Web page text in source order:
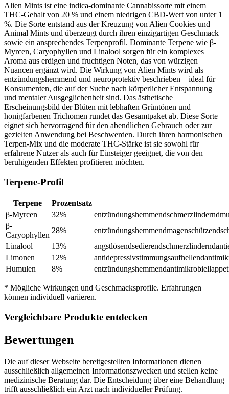
Alien Mints ist eine indica-dominante Cannabissorte mit einem
THC-Gehalt von 20 % und einem niedrigen CBD-Wert von unter 1
%. Die Sorte entstand aus der Kreuzung von Alien Cookies und
Animal Mints und überzeugt durch ihren einzigartigen Geschmack
sowie ein ansprechendes Terpenprofil. Dominante Terpene wie β-
Myrcen, Caryophyllen und Linalool sorgen für ein komplexes
Aroma aus erdigen und fruchtigen Noten, das von würzigen
Nuancen ergänzt wird. Die Wirkung von Alien Mints wird als
entzündungshemmend und neuroprotektiv beschrieben – ideal für
Konsumenten, die auf der Suche nach körperlicher Entspannung
und mentaler Ausgeglichenheit sind. Das ästhetische
Erscheinungsbild der Blüten mit lebhaften Grüntönen und
honigfarbenen Trichomen rundet das Gesamtpaket ab. Diese Sorte
eignet sich hervorragend für den abendlichen Gebrauch oder zur
gezielten Anwendung bei Beschwerden. Durch ihren harmonischen
Terpen-Mix und die moderate THC-Stärke ist sie sowohl für
erfahrene Nutzer als auch für Einsteiger geeignet, die von den
beruhigenden Effekten profitieren möchten.
Terpene-Profil
Terpene
Prozentsatz
β-Myrcen
32% entzündungshemmendschmerzlindernd
β-
Caryophyllen
28% entzündungshemmendmagenschützend
Linalool
13% angstlösendsedierendschmerzlindernd
Limonen
12% antidepressivstimmungsaufhellend
Humulen
8% entzündungshemmendantimikrobiell
* Mögliche Wirkungen und Geschmacksprofile. Erfahrungen
können individuell variieren.
Vergleichbare Produkte entdecken
Bewertungen
Die auf dieser Webseite bereitgestellten Informationen dienen
ausschließlich allgemeinen Informationszwecken und stellen keine
medizinische Beratung dar. Die Entscheidung über eine Behandlung
trifft ausschließlich ein Arzt nach individueller Prüfung.